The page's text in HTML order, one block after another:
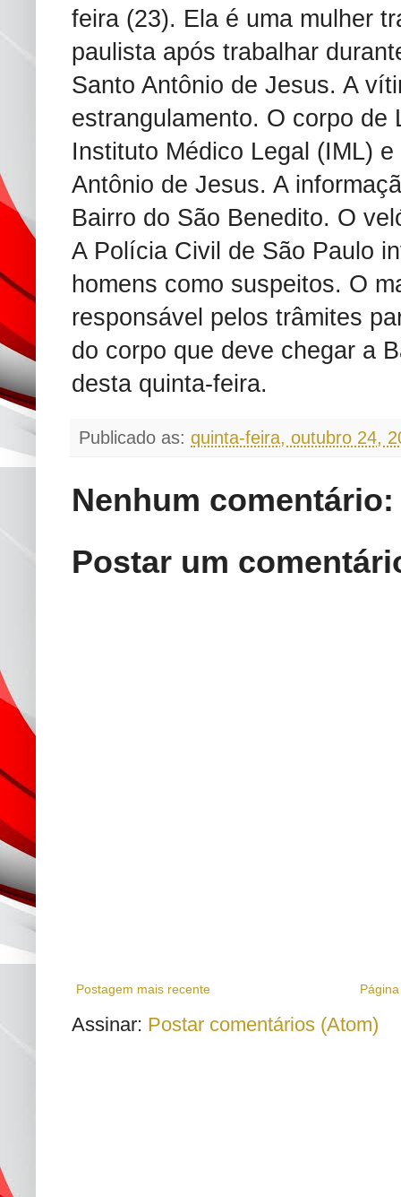
feira (23). Ela é uma mulher
paulista após trabalhar
Santo Antônio de Jesus. A
estrangulamento. O corpo de
Instituto Médico Legal (IML)
Antônio de Jesus. A
Bairro do São Benedito. O
A Polícia Civil de São Paulo
homens como suspeitos. O
responsável pelos trâmites
do corpo que deve chegar a
desta quinta-feira.
Publicado as: quinta-feira, outubro 24,
Nenhum comentário:
Postar um
Postagem mais recente
Assinar: Postar comentários (Atom)